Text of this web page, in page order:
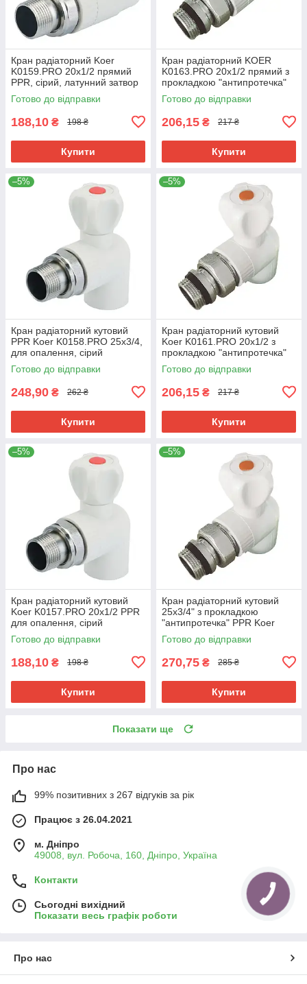
Кран радіаторний Koer
K0159.PRO 20x1/2 прямий
PPR, сірий, латунний затвор
(KP0204)
Готово до відправки
188,10 ₴ 198 ₴
Купити
Кран радіаторний KOER
K0163.PRO 20x1/2 прямий з
прокладкою "антипротечка"
для опалення (KP0210)
Готово до відправки
206,15 ₴ 217 ₴
Купити
–5%
Кран радіаторний кутовий
PPR Koer K0158.PRO 25x3/4,
для опалення, сірий
(KP0202)
Готово до відправки
248,90 ₴ 262 ₴
Купити
–5%
Кран радіаторний кутовий
Koer K0161.PRO 20x1/2 з
прокладкою "антипротечка"
PPR (KP0207)
Готово до відправки
206,15 ₴ 217 ₴
Купити
–5%
Кран радіаторний кутовий
Koer K0157.PRO 20x1/2 PPR
для опалення, сірий
(KP0201)
Готово до відправки
188,10 ₴ 198 ₴
Купити
–5%
Кран радіаторний кутовий
25x3/4" з прокладкою
"антипротечка" PPR Koer
K0162.PRO (KP0208)
Готово до відправки
270,75 ₴ 285 ₴
Купити
Показати ще
Про нас
99% позитивних з 267 відгуків за рік
Працює з 26.04.2021
м. Дніпро
49008, вул. Робоча, 160, Дніпро, Україна
Контакти
Сьогодні вихідний
Показати весь графік роботи
Про нас